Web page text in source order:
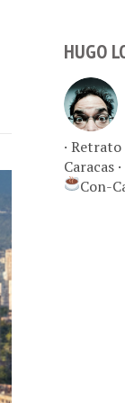
HUGO
·
Caracas
Con-